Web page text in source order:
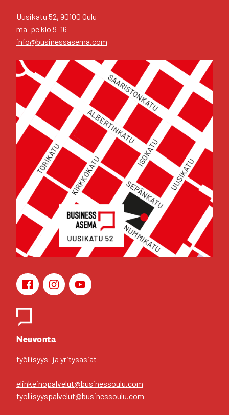
Uusi­ka­tu 52, 90100 Oulu
ma–pe klo 9–16
info@businessasema.com
Face­bookIns­ta­gramYou­Tu­be
Neu­von­ta
työl­li­syys- ja yri­tys­asiat
elinkeinopalvelut@businessoulu.com
tyollisyyspalvelut@businessoulu.com